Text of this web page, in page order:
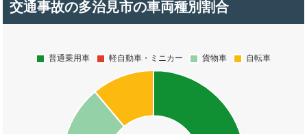
交通事故の多治見市の車両種別割合